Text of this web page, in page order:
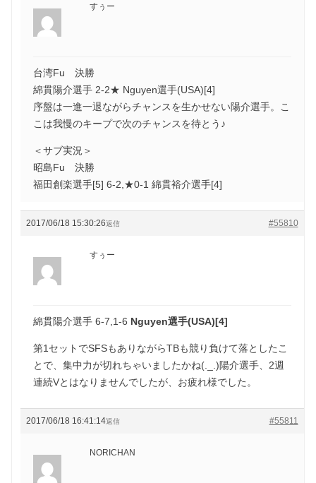
すぅー
台湾Fu 決勝
綿貫陽介選手 2-2★ Nguyen選手(USA)[4]
序盤は一進一退ながらチャンスを生かせない陽介選手。こ
こは我慢のキープで次のチャンスを待とう♪
＜サブ実況＞
昭島Fu 決勝
福田創楽選手[5] 6-2,★0-1 綿貫裕介選手[4]
2017/06/18 15:30:26 #55810
返信
すぅー
綿貫陽介選手 6-7,1-6 Nguyen選手(USA)[4]
第1セットでSFSもありながらTBも競り負けて落としたこ
とで、集中力が切れちゃいましたかね(._.)陽介選手、2週
連続Vとはなりませんでしたが、お疲れ様でした。
2017/06/18 16:41:14 #55811
返信
NORICHAN